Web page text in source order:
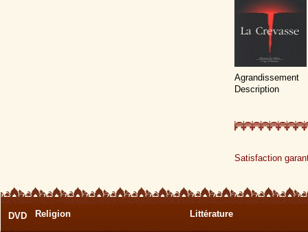
Agrandissement
Description
Satisfaction
DVD Religion Littérature